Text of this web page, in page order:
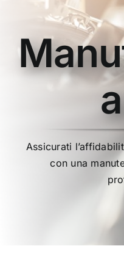
Assicurati
con una